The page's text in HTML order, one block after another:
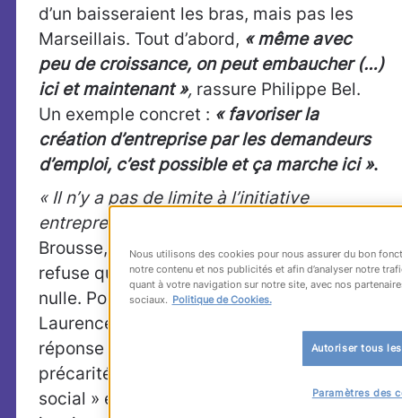
d’un baisseraient les bras, mais pas les
Marseillais. Tout d’abord, « même avec
peu de croissance, on peut embaucher (…)
ici et maintenant », rassure Philippe Bel.
Un exemple concret : «favoriser la
création d’entreprise par les demandeurs
d’emploi, c’est possible et ça marche ici ».
« Il n’y a pas de limite à l’initiative
entrepreneuriale »
Brousse, Président du Medef PACA, qui
refuse qu’on se résigne à une croissance
nulle. Pour le conseiller spécial de
Laurence Parisot pour les TPE/PME, la
réponse à la poussée du chômage et de la
précarité, ce n’est pas le « traitement
social » et le partage d’un gâteau
Nous utilisons des cookies pour nous assurer du bon
notre contenu et nos publicités et afin d’analyser notre
quant à votre navigation sur notre site, avec nos
sociaux. Politique de Cookies.
Autoriser tous
Paramètres des